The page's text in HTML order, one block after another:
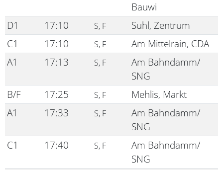
Bauwi
D1
17:10 S, F
Suhl, Zentrum
C1
17:10 S, F
Am Mittelrain, CDA
A1
17:13 S, F
Am Bahndamm/
SNG
B/F
17:25 S, F
Mehlis, Markt
A1
17:33 S, F
Am Bahndamm/
SNG
C1
17:40 S, F
Am Bahndamm/
SNG